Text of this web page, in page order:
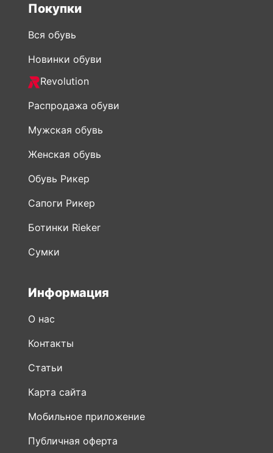
Покупки
Вся обувь
Новинки обуви
Revolution
Распродажа обуви
Мужская обувь
Женская обувь
Обувь Рикер
Сапоги Рикер
Ботинки Rieker
Сумки
Информация
О нас
Контакты
Статьи
Карта сайта
Мобильное приложение
Публичная оферта